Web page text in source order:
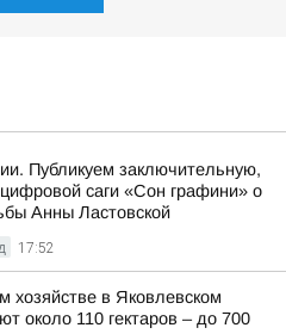
Публикуем заключительную,
саги «Сон графини» о
Анны Ластовской
17:52
хозяйстве в Яковлевском
около 110 гектаров – до 700